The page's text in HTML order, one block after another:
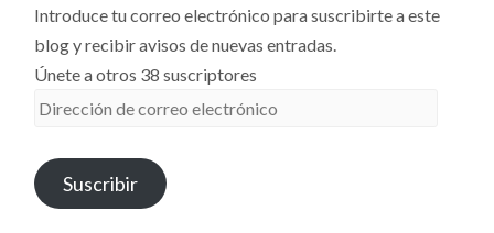
Introduce tu correo electrónico para suscribirte a este
blog y recibir avisos de nuevas entradas.
Únete a otros 38 suscriptores
Dirección
correo
electrónico
Suscribir